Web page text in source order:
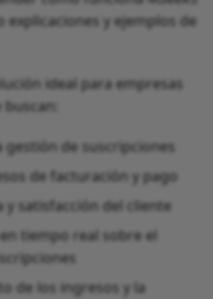
explicaciones y ejemplos de
ideal para empresas
gestión de suscripciones
de facturación y pago
satisfacción del cliente
tiempo real sobre el
de los ingresos y la